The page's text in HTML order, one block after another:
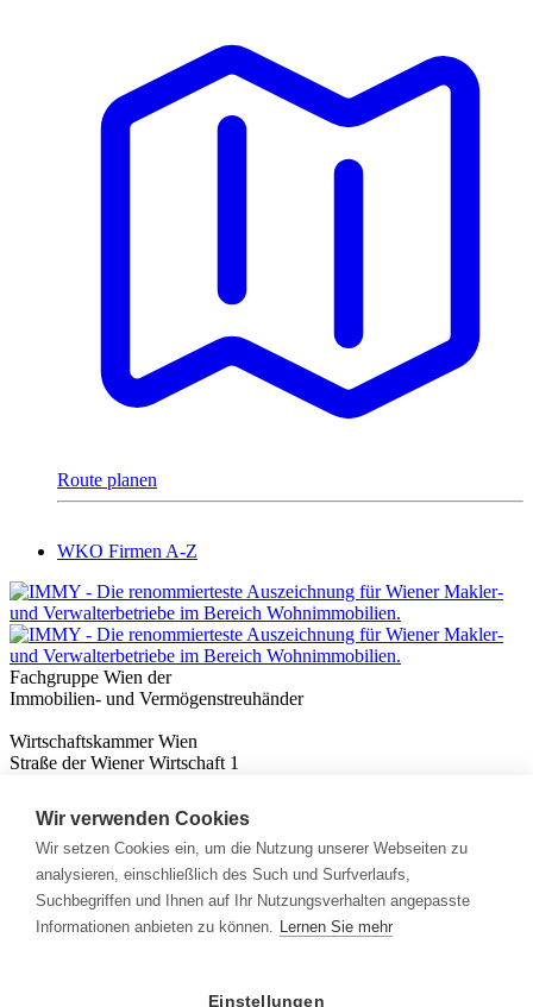
Route planen
WKO Firmen A-Z
Fachgruppe Wien der
Immobilien- und Vermögenstreuhänder
Wirtschaftskammer Wien
Straße der Wiener Wirtschaft 1
Nützliches
Immobilienwissen
Formulare & Rechner
Expert:innen
Info
Wir verwenden Cookies
Wir setzen Cookies ein, um die Nutzung unserer Webseiten zu
analysieren, einschließlich des Such und Surfverlaufs,
Suchbegriffen und Ihnen auf Ihr Nutzungsverhalten angepasste
Informationen anbieten zu können. Lernen Sie mehr
Einstellungen